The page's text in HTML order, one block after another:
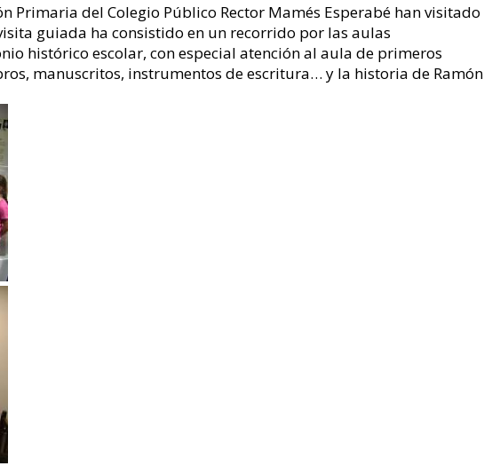
Primaria del Colegio Público Rector Mamés Esperabé han visitado
guiada ha consistido en un recorrido por las aulas
histórico escolar, con especial atención al aula de primeros
manuscritos, instrumentos de escritura… y la historia de Ramón